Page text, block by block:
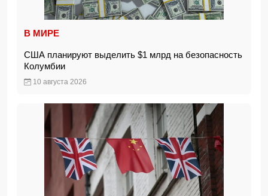
В МИРЕ
США планируют выделить $1 млрд на безопасность
Колумбии
10 августа 2026